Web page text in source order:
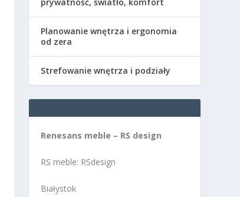
Planowanie wnętrza i ergonomia
od zera
Strefowanie wnętrza i podziały
Renesans meble – RS design
RS meble: RSdesign
Białystok